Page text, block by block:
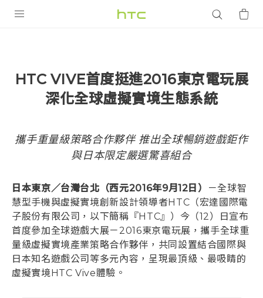
G REIGNS
優惠專區
焦點訊息
校園專案
企業採購
銷售門市
銷售通路
支援服務
VIVELAND
HTC VIVE首度挺進2016東京電玩展
深化全球虛擬實境生態系統
攜手重量級策略合作夥伴 推出全球暢銷遊戲鉅作
與日本限定嚴選驚喜組合
日本東京／台灣台北（西元2016年9月12日）
－全球智
慧型手機與虛擬實境創新設計領導者HTC（宏達國際電
子股份有限公司，以下簡稱『HTC』）今（12）日宣布
首度參加全球遊戲大展－2016東京電玩展，攜手全球重
量級虛擬實境產業策略合作夥伴，共同設置結合國際與
日本知名遊戲公司等多元內容，呈現最頂級、最吸睛的
虛擬實境HTC Vive體驗。